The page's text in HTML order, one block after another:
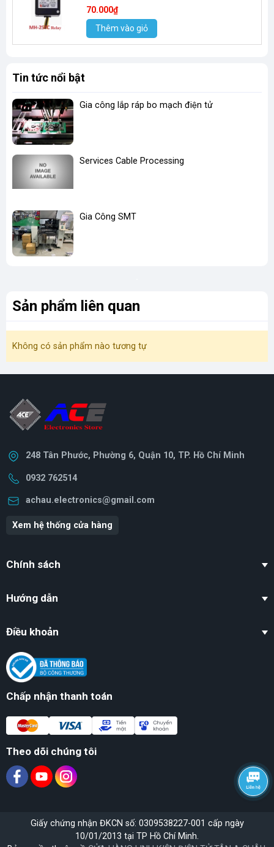
70.000₫
Thêm vào giỏ
Tin tức nổi bật
Gia công lắp ráp bo mạch điện tử
Services Cable Processing
Gia Công SMT
Sản phẩm liên quan
Không có sản phẩm nào tương tự
248 Tân Phước, Phường 6, Quận 10, TP. Hồ Chí Minh
0932 762514
achau.electronics@gmail.com
Xem hệ thống cửa hàng
Chính sách
Hướng dẫn
Điều khoản
Chấp nhận thanh toán
Theo dõi chúng tôi
Giấy chứng nhận ĐKCN số: 0309538227-001 cấp ngày
10/01/2013 tại TP Hồ Chí Minh.